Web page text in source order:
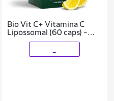
Bio Vit C+ Vitamina C
Lipossomal (60 caps) -
Pura Vida